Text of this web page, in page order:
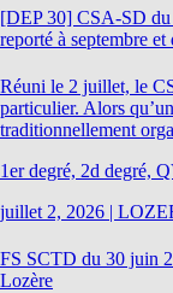
[DEP 30] CSA-SD
reporté à septembre et
Réuni le 2 juillet, le
particulier. Alors
traditionnellement
1er degré, 2d degré,
juillet 2, 2026 |
FS SCTD du 30 juin
Lozère